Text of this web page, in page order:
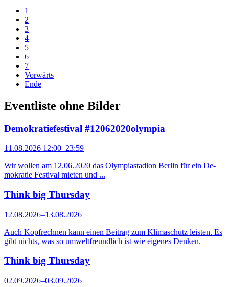
1
2
3
4
5
6
7
Vorwärts
Ende
Eventliste ohne Bilder
Demokratiefestival #12062020olympia
11.08.2026 12:00–23:59
Wir wollen am 12.06.2020 das Olympiastadion Berlin für ein De­
mo­kratie Festival mieten und ...
Think big Thursday
12.08.2026–13.08.2026
Auch Kopfrechnen kann einen Beitrag zum Klimaschutz leisten. Es
gibt nichts, was so umweltfreundlich ist wie eigenes Denken.
Think big Thursday
02.09.2026–03.09.2026